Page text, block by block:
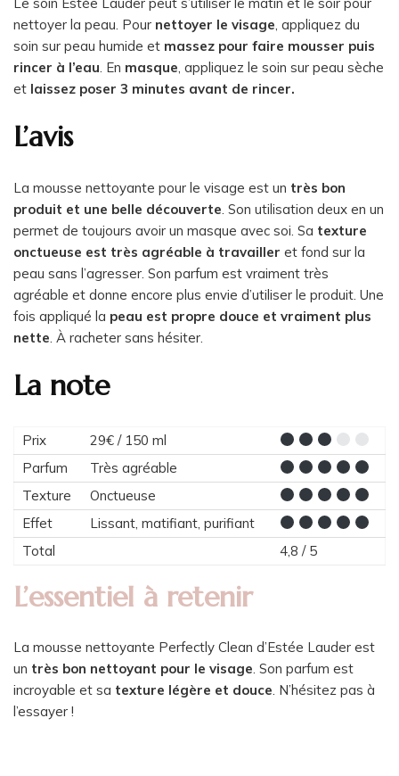
nettoyer la peau. Pour nettoyer le visage , appliquez du
soin sur peau humide et massez pour faire mousser puis
rincer à l’eau . En masque , appliquez le soin sur peau sèche
et laissez poser 3 minutes avant de rincer.
L’avis
La mousse nettoyante pour le visage est un très bon
produit et une belle découverte . Son utilisation deux en un
permet de toujours avoir un masque avec soi. Sa texture
onctueuse est très agréable à travailler et fond sur la
peau sans l’agresser. Son parfum est vraiment très
agréable et donne encore plus envie d’utiliser le produit. Une
fois appliqué la peau est propre douce et vraiment plus
nette . À racheter sans hésiter.
La note
Prix
29€ / 150 ml
Parfum
Très agréable
Texture
Onctueuse
Effet
Lissant, matifiant, purifiant
Total
4,8 / 5
L’essentiel à retenir
La mousse nettoyante Perfectly Clean d’Estée Lauder est
un très bon nettoyant pour le visage. Son parfum est
incroyable et sa texture légère et douce. N’hésitez pas à
l’essayer !